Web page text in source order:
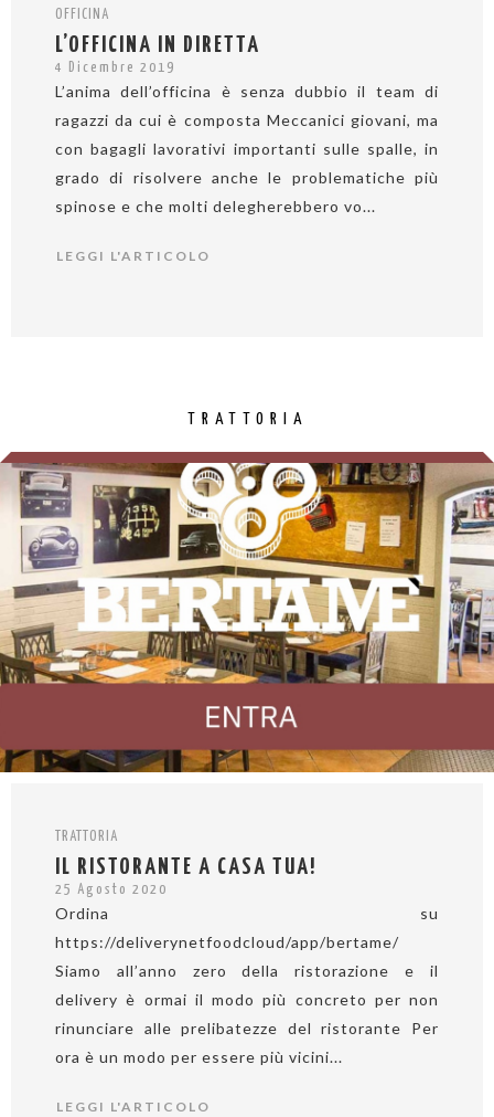
OFFICINA
L’OFFICINA IN DIRETTA
4 Dicembre 2019
L’anima dell’officina è senza dubbio il team di
ragazzi da cui è composta Meccanici giovani, ma
con bagagli lavorativi importanti sulle spalle, in
grado di risolvere anche le problematiche più
spinose e che molti delegherebbero vo...
LEGGI L'ARTICOLO
TRATTORIA
TRATTORIA
IL RISTORANTE A CASA TUA!
25 Agosto 2020
Ordina su
https://deliverynetfoodcloud/app/bertame/
Siamo all’anno zero della ristorazione e il
delivery è ormai il modo più concreto per non
rinunciare alle prelibatezze del ristorante Per
ora è un modo per essere più vicini...
LEGGI L'ARTICOLO